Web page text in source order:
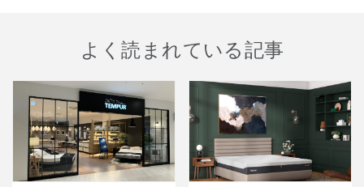
よく読まれている記事